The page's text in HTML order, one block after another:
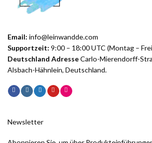
Email: info@leinwandde.com
Supportzeit: 9:00 – 18:00 UTC (Montag –
Deutschland AdresseCarlo-Mierendorff-
Alsbach-Hähnlein, Deutschland.
Newsletter